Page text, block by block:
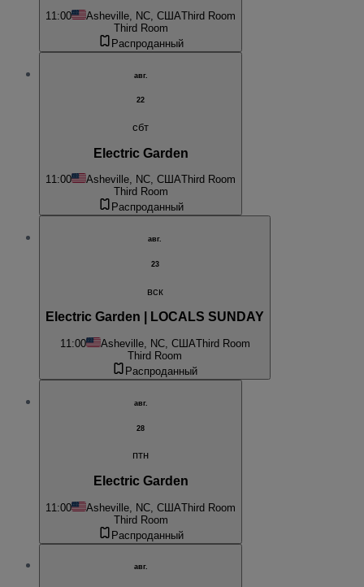
11:00 Asheville, NC, СШАThird Room
Third Room
Распроданный
авг.
22
сбт
Electric Garden
11:00 Asheville, NC, СШАThird Room
Third Room
Распроданный
авг.
23
вск
Electric Garden | LOCALS SUNDAY
11:00 Asheville, NC, СШАThird Room
Third Room
Распроданный
авг.
28
птн
Electric Garden
11:00 Asheville, NC, СШАThird Room
Third Room
Распроданный
авг.